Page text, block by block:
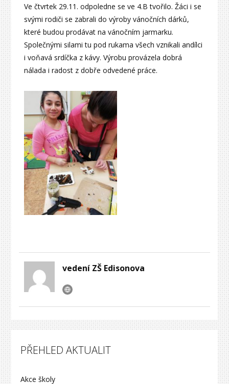
Ve čtvrtek 29.11. odpoledne se ve 4.B tvořilo. Žáci i se
svými rodiči se zabrali do výroby vánočních dárků,
které budou prodávat na vánočním jarmarku.
Společnými silami tu pod rukama všech vznikali andílci
i voňavá srdíčka z kávy. Výrobu provázela dobrá
nálada i radost z dobře odvedené práce.
vedení ZŠ Edisonova
PŘEHLED AKTUALIT
Akce školy